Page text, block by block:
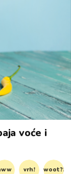
voće i
vrh! woot?!